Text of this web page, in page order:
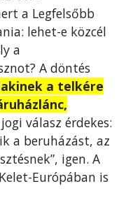
a Legfelsőbb
lehet-e közcél
a
A döntés
a telkére
válasz érdekes:
a beruházást, az
igen. A
Európában is